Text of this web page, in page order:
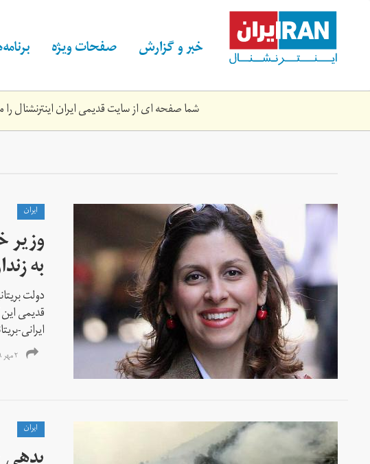
content خبر و گزارش صفحات ویژه
شما صفحه ای از سایت قدیمی ایران اینترنشنال
ايران
وزیر
به
دولت
قدیمی
ایرانی-
۲ مهر ۱۳۹۹
ايران